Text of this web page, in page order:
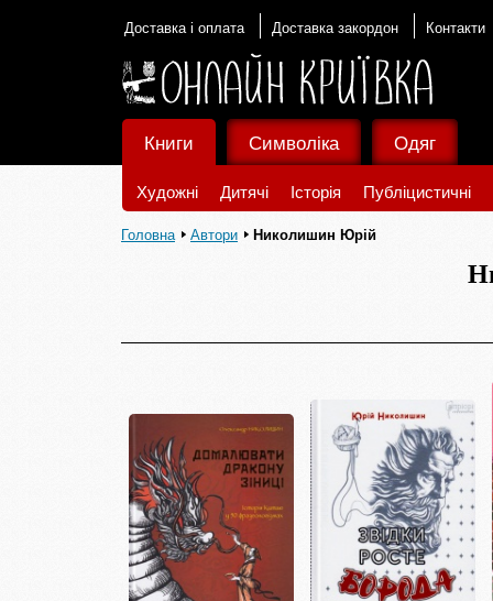
Доставка і оплата Доставка закордон Контакти
Книги
Художні Дитячі Історія Публіцистичні
Символіка Одяг
Головна Автори Николишин Юрій